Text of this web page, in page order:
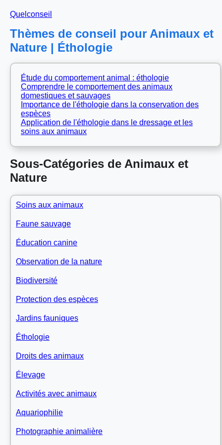
Quelconseil
Thèmes de conseil pour Animaux et
Nature | Éthologie
Étude du comportement animal : éthologie
Comprendre le comportement des animaux
domestiques et sauvages
Importance de l'éthologie dans la conservation des
espèces
Application de l'éthologie dans le dressage et les
soins aux animaux
Sous-Catégories de Animaux et
Nature
Soins aux animaux
Faune sauvage
Éducation canine
Observation de la nature
Biodiversité
Protection des espèces
Jardins fauniques
Éthologie
Droits des animaux
Élevage
Activités avec animaux
Aquariophilie
Photographie animalière